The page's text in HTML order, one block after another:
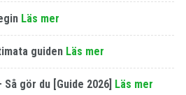
Läs mer
guiden Läs mer
Så gör du [Guide 2026] Läs mer